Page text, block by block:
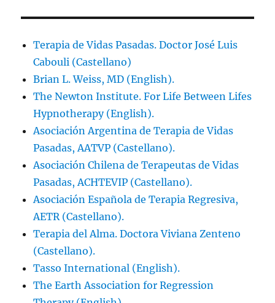
Terapia de Vidas Pasadas. Doctor José Luis
Cabouli (Castellano)
Brian L. Weiss, MD (English).
The Newton Institute. For Life Between Lifes
Hypnotherapy (English).
Asociación Argentina de Terapia de Vidas
Pasadas, AATVP (Castellano).
Asociación Chilena de Terapeutas de Vidas
Pasadas, ACHTEVIP (Castellano).
Asociación Española de Terapia Regresiva,
AETR (Castellano).
Terapia del Alma. Doctora Viviana Zenteno
(Castellano).
Tasso International (English).
The Earth Association for Regression